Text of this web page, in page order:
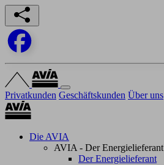
Privatkunden Geschäftskunden Über uns
Die AVIA
AVIA - Der Energielieferant
Der Energielieferant